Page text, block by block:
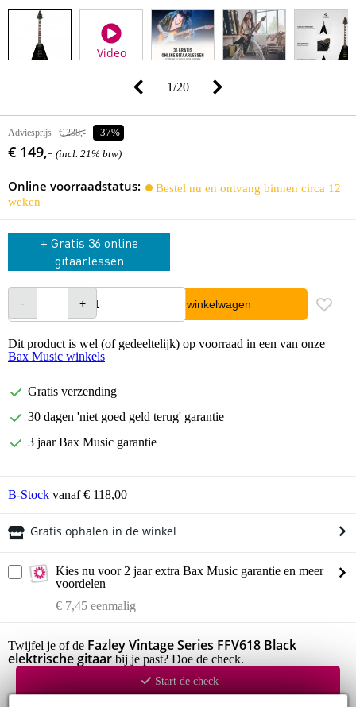
Video
1/20
Adviesprijs € 238,- -37%
€ 149,- (incl. 21% btw)
Online voorraadstatus:
Bestel nu en ontvang binnen circa 12
weken
+ Gratis 36 online
gitaarlessen
In winkelwagen
Dit product is wel (of gedeeltelijk) op voorraad in een van onze
Bax Music winkels
Gratis verzending
30 dagen 'niet goed geld terug' garantie
3 jaar Bax Music garantie
B-Stock vanaf € 118,00
Gratis ophalen in de winkel
Kies nu voor 2 jaar extra Bax Music garantie en meer
voordelen
€ 7,45 eenmalig
Twijfel je of de Fazley Vintage Series FFV618 Black
elektrische gitaar bij je past? Doe de check.
Start de check